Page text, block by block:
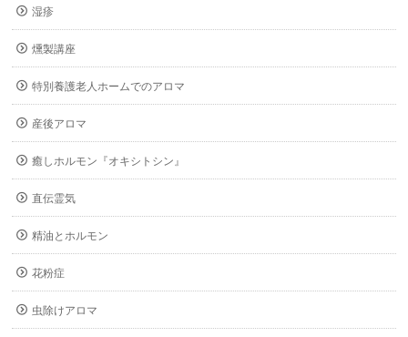
湿疹
燻製講座
特別養護老人ホームでのアロマ
産後アロマ
癒しホルモン『オキシトシン』
直伝霊気
精油とホルモン
花粉症
虫除けアロマ